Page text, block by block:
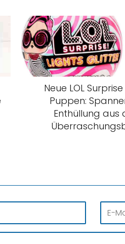
Neue LOL
Puppen:
Enthüllung aus